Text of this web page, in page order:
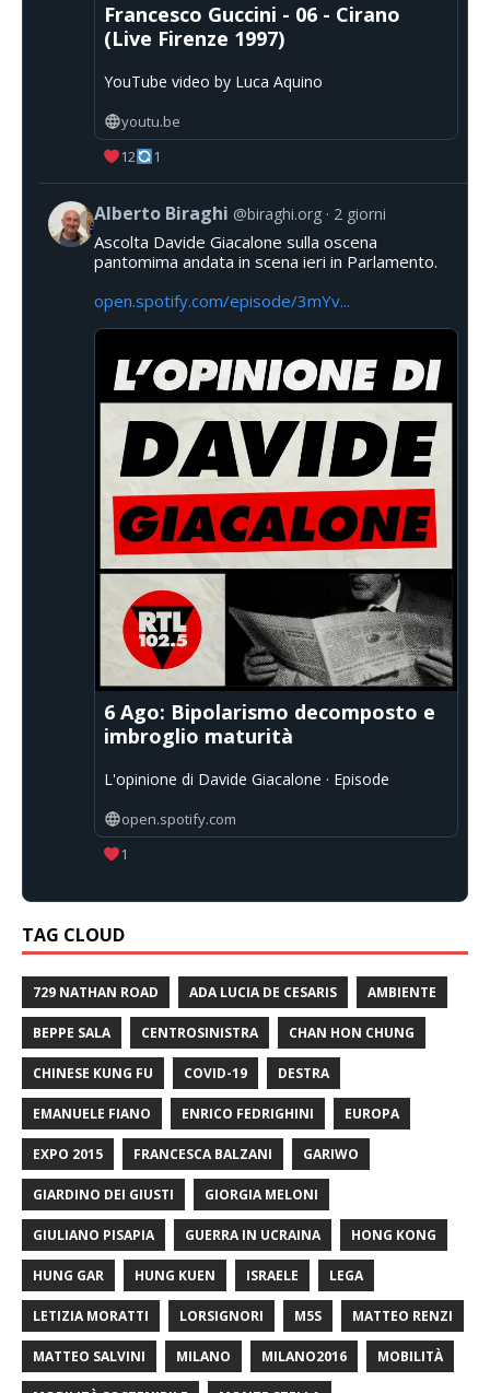
Francesco Guccini - 06 - Cirano
(Live Firenze 1997)
YouTube video by Luca Aquino
youtu.be
12
1
Alberto Biraghi @biraghi.org 2 giorni
Ascolta Davide Giacalone sulla oscena
pantomima andata in scena ieri in Parlamento.
open.spotify.com/episode/3mYv...
6 Ago: Bipolarismo decomposto e
imbroglio maturità
L'opinione di Davide Giacalone · Episode
open.spotify.com
1
TAG CLOUD
729 NATHAN ROAD ADA LUCIA DE CESARIS AMBIENTE
BEPPE SALA CENTROSINISTRA CHAN HON CHUNG
CHINESE KUNG FU COVID-19 DESTRA
EMANUELE FIANO ENRICO FEDRIGHINI EUROPA
EXPO 2015 FRANCESCA BALZANI GARIWO
GIARDINO DEI GIUSTI GIORGIA MELONI
GIULIANO PISAPIA GUERRA IN UCRAINA HONG KONG
HUNG GAR HUNG KUEN ISRAELE LEGA
LETIZIA MORATTI LORSIGNORI M5S MATTEO RENZI
MATTEO SALVINI MILANO MILANO2016 MOBILITÀ